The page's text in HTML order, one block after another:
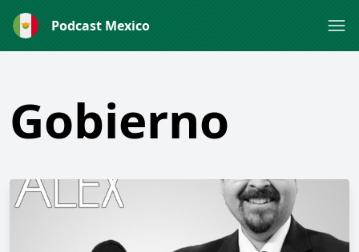
Podcast Mexico
Gobierno